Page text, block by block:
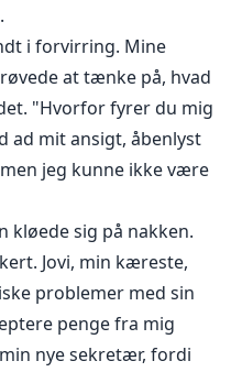
i forvirring. Mine
at tænke på, hvad
"Hvorfor fyrer du mig
ad mit ansigt, åbenlyst
jeg kunne ikke være
kløede sig på nakken.
Jovi, min kæreste,
problemer med sin
penge fra mig
nye sekretær, fordi